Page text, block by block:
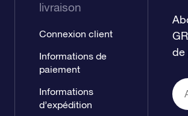
livraison
Connexion client
Informations de
paiement
Informations
d’expédition
de